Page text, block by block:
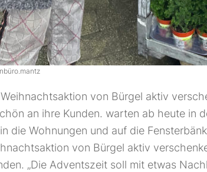
von Bürgel aktiv
an ihre Kunden. warten ab heute in
die Wohnungen und auf die
von Bürgel aktiv
„Die Adventszeit soll mit etwas